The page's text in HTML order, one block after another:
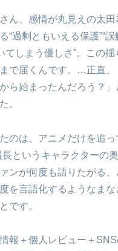
ん、感情が丸見えの太
“過剰ともいえる保護”“
てしまう優しさ”。この
で届くんです。…正直、
ら始まったんだろう？
。
のは、アニメだけを追
長というキャラクターの
ンが何度も語りたがる
を言語化するようなま
です。
報＋個人レビュー＋